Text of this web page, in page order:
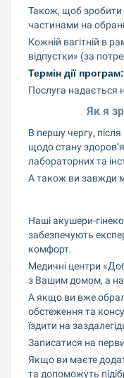
Також, щоб зробити
частинами на
Кожній вагітній в
відпустки» (за
Термін дії програм:
Послуга надається
Як я
В першу чергу,
щодо стану
лабораторних та
А також ви завжди
Наші акушери-
забезпечують
комфорт.
Медичні центри
з Вашим домом, а
А якщо ви вже
обстеження та
їздити на
Записатися на
Якщо ви маєте
та допоможуть